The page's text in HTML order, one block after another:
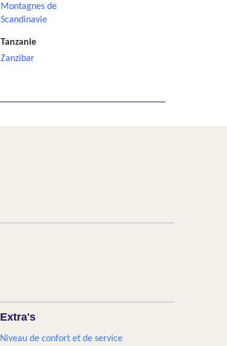
Montagnes de
Scandinavie
Tanzanie
Zanzibar
Extra's
Niveau de confort et de service